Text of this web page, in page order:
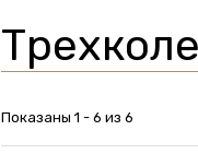
Показаны 1 - 6 из 6